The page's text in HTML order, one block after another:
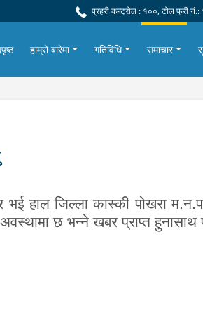
प्रहरी कन्ट्रोल : १००, टोल फ्री
हाम्रो बारेमा गतिविधि समाचार
भई हाल जिल्ला कास्की पोखरा
छ भन्ने खबर प्राप्त